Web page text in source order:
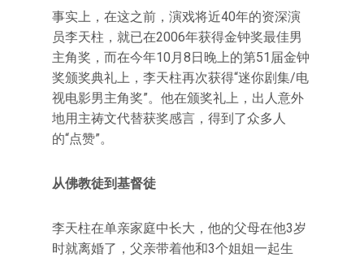
事实上，在这之前，演戏将近40年的资深演
员李天柱，就已在2006年获得金钟奖最佳男
主角奖，而在今年10月8日晚上的第51届金钟
奖颁奖典礼上，李天柱再次获得“迷你剧集/电
视电影男主角奖”。他在颁奖礼上，出人意外
地用主祷文代替获奖感言，得到了众多人
的“点赞”。
从佛教徒到基督徒
李天柱在单亲家庭中长大，他的父母在他3岁
时就离婚了，父亲带着他和3个姐姐一起生